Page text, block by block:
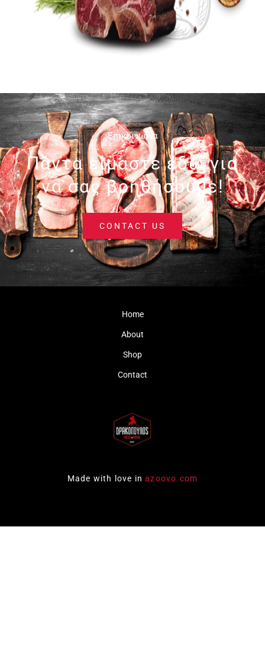
Επικοινωνία
Πάντα είμαστε εδώ για
να σας βοηθήσουμε!
CONTACT US
Home
About
Shop
Contact
Made with love in azoovo.com